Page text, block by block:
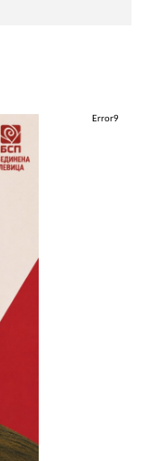
Error9